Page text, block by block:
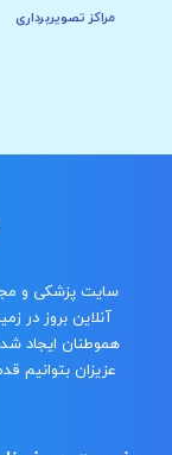
مراکز تصویربرداری
سایت پزشکی و
آنلاین بروز در
هموطنان ایجاد
عزیزان بتوانیم